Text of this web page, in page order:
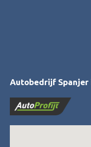
Autobedrijf Spanjer